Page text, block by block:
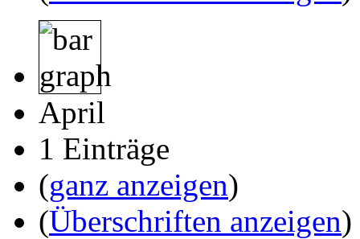
April
1 Einträge
(ganz anzeigen)
(Überschriften anzeigen)